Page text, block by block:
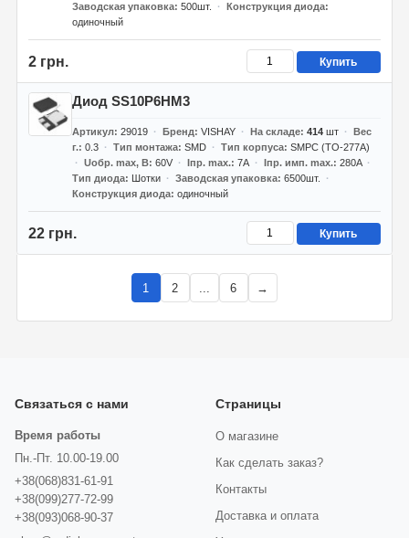
Заводская упаковка 500шт.
Конструкция диода
одиночный
2 грн. Купить
Диод SS10P6HM3
Артикул 29019 Бренд VISHAY На складе 414шт
Вес
г. 0.3 Тип монтажа SMD Тип корпуса SMPC (TO-277A)
Uобр. max, В 60V Iпр. max. 7А Iпр. имп. max. 280A
Тип диода
Шотки Заводская упаковка 6500шт.
Конструкция диода одиночный
22 грн. Купить
1 2 6 →
Связаться с нами
Время работы
Пн.-Пт. 10.00-19.00
+38(068)831-61-91
+38(099)277-72-99
+38(093)068-90-37
Страницы
О магазине
Как сделать заказ?
Контакты
Доставка и оплата